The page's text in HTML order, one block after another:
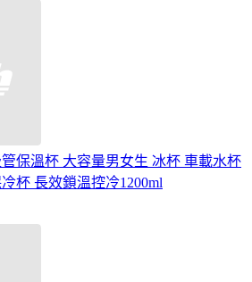
保溫杯 大容量男女生 冰杯 車載水杯
杯 長效鎖溫控冷1200ml